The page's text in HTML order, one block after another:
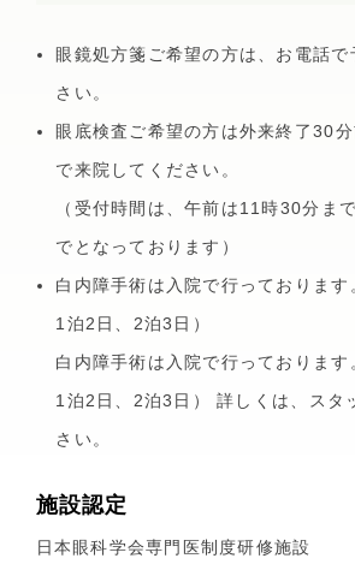
脳ドック
肺がんドック
医療費や福祉制度のご相談
診断書・証明書について
形成外科・美容外科
脳神経外科
心臓血管外科
呼吸器外科
市民公開講座
病院広報誌「あさひだより」
眼鏡処方箋ご希望の方は、お電話で
さい。
眼底検査ご希望の方は外来終了30
で来院してください。
（受付時間は、午前は11時30分ま
でとなっております）
白内障手術は入院で行っております
1泊2日、2泊3日）
白内障手術は入院で行っております
1泊2日、2泊3日） 詳しくは、スタ
さい。
施設認定
日本眼科学会専門医制度研修施設